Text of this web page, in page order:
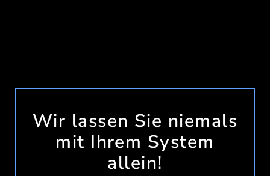
Wir lassen Sie niemals
mit Ihrem System
allein!